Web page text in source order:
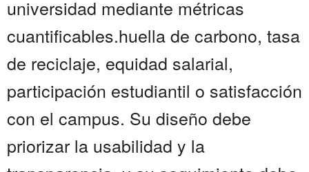
universidad mediante métricas
cuantificables.huella de carbono, tasa
de reciclaje, equidad salarial,
participación estudiantil o satisfacción
con el campus. Su diseño debe
priorizar la usabilidad y la